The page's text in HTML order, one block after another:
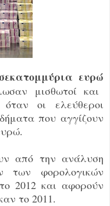
ευρώ
μισθωτοί και
οι ελεύθεροι
που αγγίζουν
από την ανάλυση
των φορολογικών
2012 και αφορούν
το 2011.